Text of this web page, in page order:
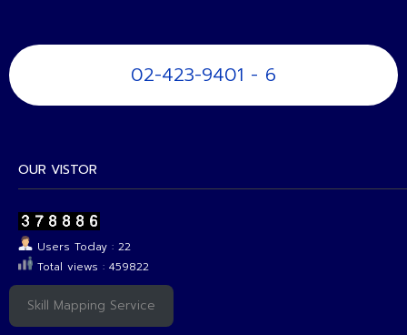
02-423-9401 - 6
OUR VISTOR
Users Today : 22
Total views : 459822
Skill Mapping Service